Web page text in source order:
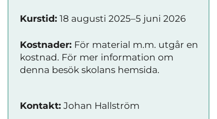
Kurstid: 18 augusti 2025–5 juni 2026
Kostnader: För material m.m. utgår en
kostnad. För mer information om
denna besök skolans hemsida.
Kontakt: Johan Hallström